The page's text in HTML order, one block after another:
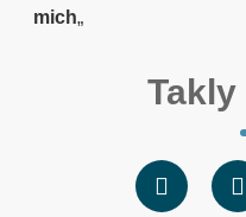
mich„
Takly